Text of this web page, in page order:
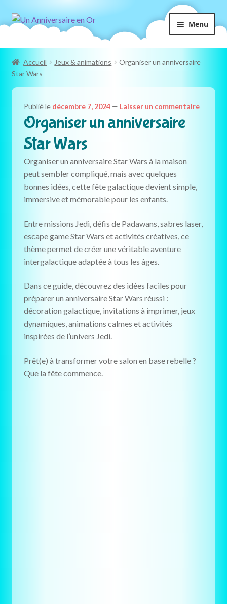
Aller
navigation
Aller
Menu
Accueil Jeux & animations
Organiser un anniversaire
Star Wars
Publié le décembre 7, 2024 — Laisser un commentaire
Organiser un anniversaire
Star Wars
Organiser un anniversaire Star Wars à la maison
peut sembler compliqué, mais avec quelques
bonnes idées, cette fête galactique devient simple,
immersive et mémorable pour les enfants.
Entre missions Jedi, défis de Padawans, sabres laser,
escape game Star Wars et activités créatives, ce
thème permet de créer une véritable aventure
intergalactique adaptée à tous les âges.
Dans ce guide, découvrez des idées faciles pour
préparer un anniversaire Star Wars réussi :
décoration galactique, invitations à imprimer, jeux
dynamiques, animations calmes et activités
inspirées de l’univers Jedi.
Prêt(e) à transformer votre salon en base rebelle ?
Que la fête commence.